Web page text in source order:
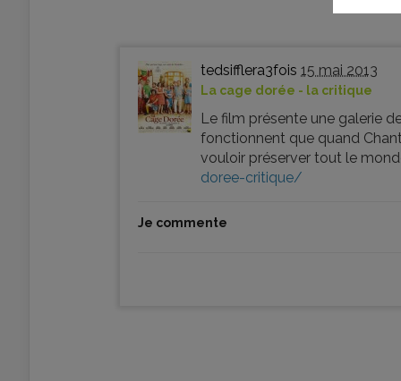
tedsifflera3fois 15 mai 2013
La cage dorée - la critique
Le film présente une galerie
fonctionnent que quand
vouloir préserver tout le
doree-critique/
Je commente